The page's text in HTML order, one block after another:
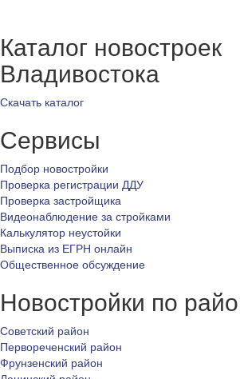
Каталог новостроек
Владивостока
Скачать каталог
Сервисы
Подбор новостройки
Проверка регистрации ДДУ
Проверка застройщика
Видеонаблюдение за стройками
Калькулятор неустойки
Выписка из ЕГРН онлайн
Общественное обсуждение
Новостройки по
Советский район
Первореченский район
Фрунзенский район